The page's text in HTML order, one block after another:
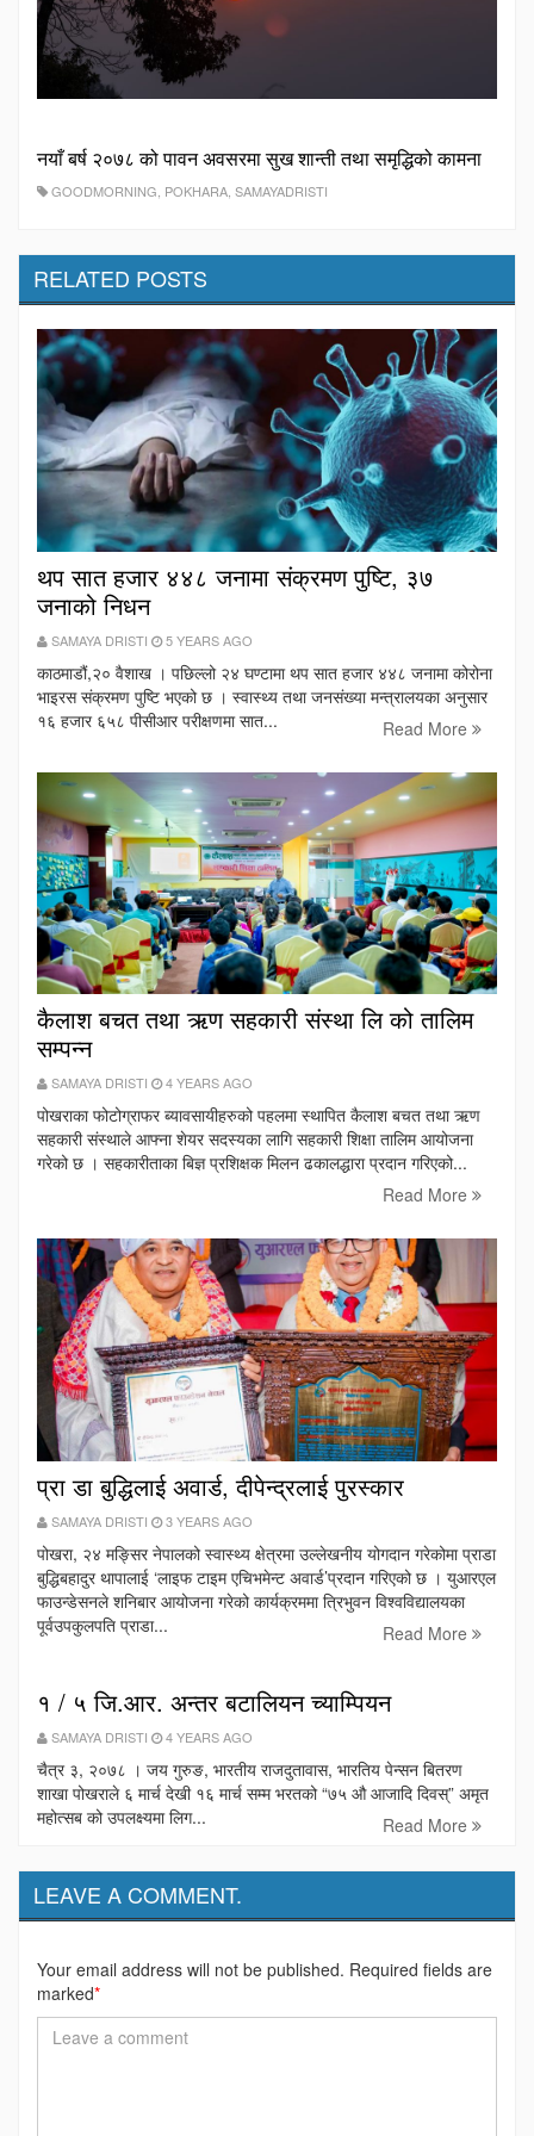
नयाँ बर्ष २०७८ को पावन अवसरमा सुख शान्ती तथा समृद्धिको कामना
GOODMORNING POKHARA SAMAYADRISTI
RELATED POSTS
थप सात हजार ४४८ जनामा संक्रमण पुष्टि, ३७
जनाको निधन
SAMAYA DRISTI 5 YEARS AGO
काठमाडौं,२० वैशाख । पछिल्लो २४ घण्टामा थप सात हजार ४४८ जनामा कोरोना
भाइरस संक्रमण पुष्टि भएको छ । स्वास्थ्य तथा जनसंख्या मन्त्रालयका अनुसार
१६ हजार ६५८ पीसीआर परीक्षणमा सात...
Read More
कैलाश बचत तथा ऋण सहकारी संस्था लि को तालिम
सम्पन्न
SAMAYA DRISTI 4 YEARS AGO
पोखराका फोटोग्राफर ब्यावसायीहरुको पहलमा स्थापित कैलाश बचत तथा ऋण
सहकारी संस्थाले आफ्ना शेयर सदस्यका लागि सहकारी शिक्षा तालिम आयोजना
गरेको छ । सहकारीताका बिज्ञ प्रशिक्षक मिलन ढकालद्धारा प्रदान गरिएको...
Read More
प्रा डा बुद्धिलाई अवार्ड, दीपेन्द्रलाई पुरस्कार
SAMAYA DRISTI 3 YEARS AGO
पोखरा, २४ मङ्सिर नेपालको स्वास्थ्य क्षेत्रमा उल्लेखनीय योगदान गरेकोमा प्राडा
बुद्धिबहादुर थापालाई ‘लाइफ टाइम एचिभमेन्ट अवार्ड’प्रदान गरिएको छ । युआरएल
फाउन्डेसनले शनिबार आयोजना गरेको कार्यक्रममा त्रिभुवन विश्वविद्यालयका
पूर्वउपकुलपति प्राडा...
Read More
१ / ५ जि.आर. अन्तर बटालियन च्याम्पियन
SAMAYA DRISTI 4 YEARS AGO
चैत्र ३, २०७८ । जय गुरुङ, भारतीय राजदुतावास, भारतिय पेन्सन बितरण
शाखा पोखराले ६ मार्च देखी १६ मार्च सम्म भरतको “७५ औ आजादि दिवस्” अमृत
महोत्सब को उपलक्ष्यमा लिग...
Read More
LEAVE A COMMENT.
Your email address will not be published. Required fields are
marked*